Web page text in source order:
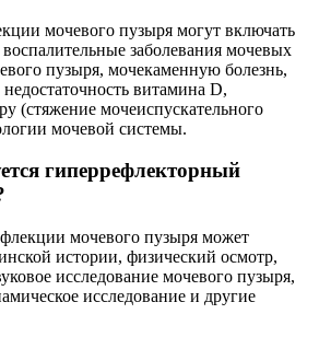
мочевого пузыря могут включать
заболевания мочевых
пузыря, мочекаменную болезнь,
витамина D,
(стяжение мочеиспускательного
мочевой системы.
гиперрефлекторный
мочевого пузыря может
истории, физический осмотр,
исследование мочевого пузыря,
исследование и другие